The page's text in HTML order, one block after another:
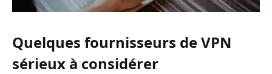
Quelques fournisseurs de VPN
sérieux à considérer